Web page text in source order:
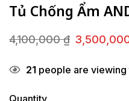
Tủ Chống Ẩm
4,100,000₫
Giá
là:
4,100,000 ₫.
Giá
tại
là:
21 people are viewing
Quantity